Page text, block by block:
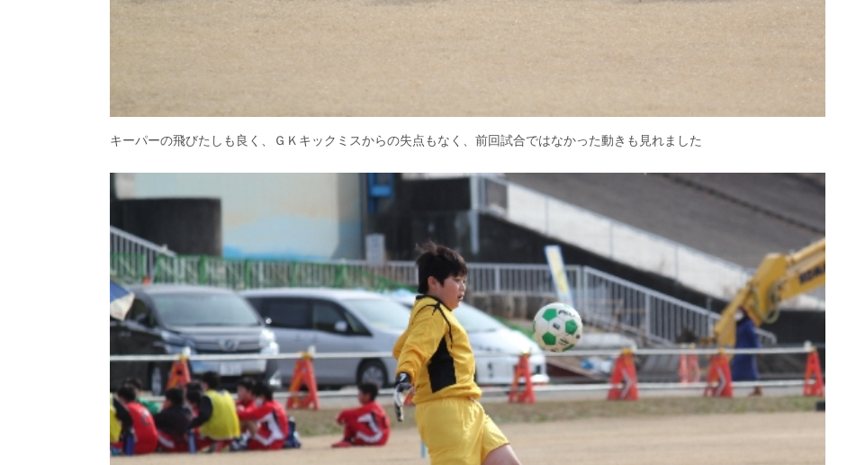
キーパーの飛びたしも良く、ＧＫキックミスからの失点もなく、前回試合ではなかった動きも見れました